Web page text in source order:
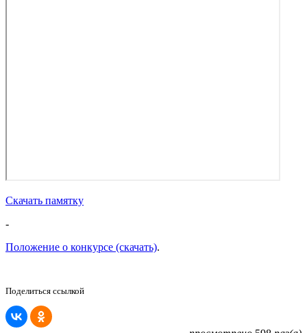
Скачать памятку
-
Положение о конкурсе (скачать).
Поделиться ссылкой